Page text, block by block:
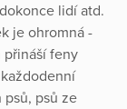
lidí atd.
je ohromná -
přináší feny
psů, psů ze